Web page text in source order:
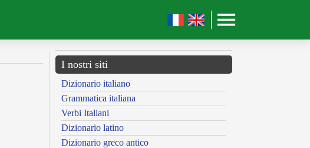
I nostri siti
Dizionario italiano
Grammatica italiana
Verbi Italiani
Dizionario latino
Dizionario greco antico